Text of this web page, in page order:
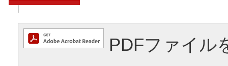
PDFファイル